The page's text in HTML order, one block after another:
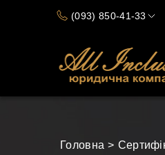
(093) 850-41-33
Головна